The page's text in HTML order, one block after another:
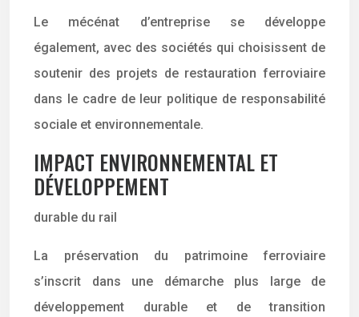
Le mécénat d’entreprise se développe
également, avec des sociétés qui choisissent de
soutenir des projets de restauration ferroviaire
dans le cadre de leur politique de responsabilité
sociale et environnementale.
IMPACT ENVIRONNEMENTAL ET
DÉVELOPPEMENT
durable du rail
La préservation du patrimoine ferroviaire
s’inscrit dans une démarche plus large de
développement durable et de transition